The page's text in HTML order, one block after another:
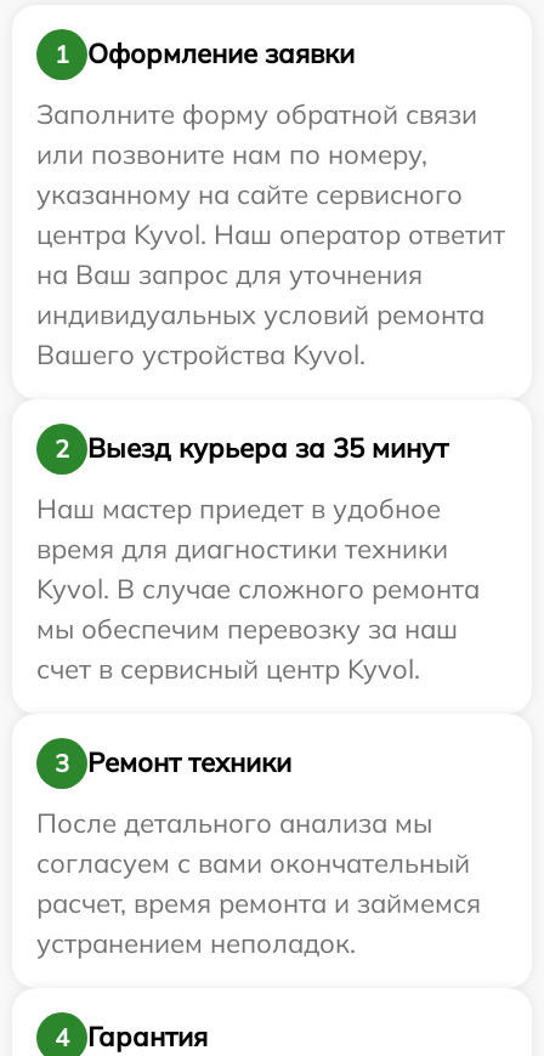
1
Оформление заявки
Заполните форму обратной связи
или позвоните нам по номеру,
указанному на сайте сервисного
центра Kyvol. Наш оператор ответит
на Ваш запрос для уточнения
индивидуальных условий ремонта
Вашего устройства Kyvol.
2
Выезд курьера за 35 минут
Наш мастер приедет в удобное
время для диагностики техники
Kyvol. В случае сложного ремонта
мы обеспечим перевозку за наш
счет в сервисный центр Kyvol.
3
Ремонт техники
После детального анализа мы
согласуем с вами окончательный
расчет, время ремонта и займемся
устранением неполадок.
4 Гарантия